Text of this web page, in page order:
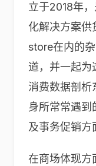
立于2018年
化解决方案供
store在内的
道，并一起为
消费数据剖析
身所常常遇到
及事务促销方
在商场体现